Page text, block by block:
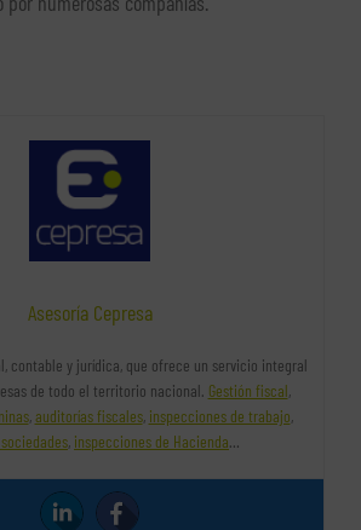
Asesoría Cepresa
contable y jurídica, que ofrece un servicio integral
de todo el territorio nacional. Gestión fiscal,
,auditorías fiscales, inspecciones de trabajo,
, inspecciones de Hacienda…